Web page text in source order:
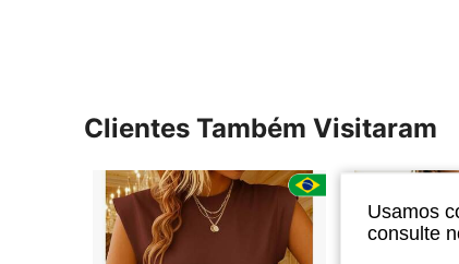
Clientes Também Visitaram
Usamos
consulte